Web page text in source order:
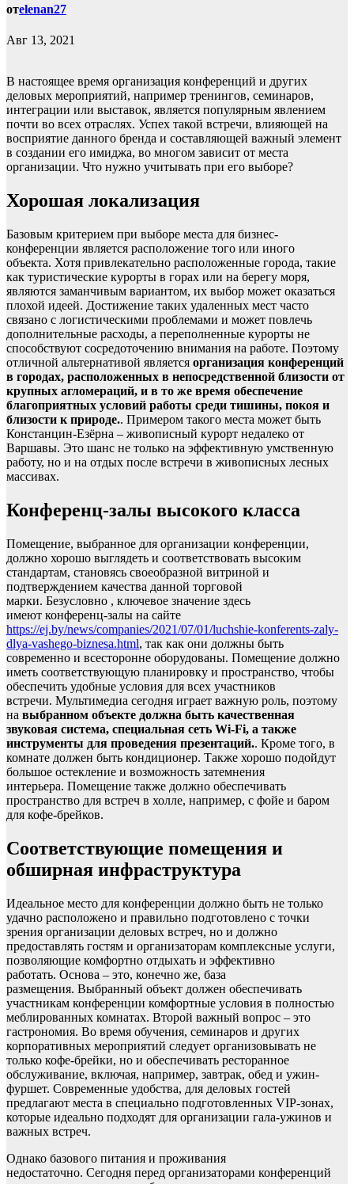
отelenan27
Авг 13, 2021
В настоящее время организация конференций и других
деловых мероприятий, например тренингов, семинаров,
интеграции или выставок, является популярным явлением
почти во всех отраслях. Успех такой встречи, влияющей на
восприятие данного бренда и составляющей важный элемент
в создании его имиджа, во многом зависит от места
организации. Что нужно учитывать при его выборе?
Хорошая локализация
Базовым критерием при выборе места для бизнес-
конференции является расположение того или иного
объекта. Хотя привлекательно расположенные города, такие
как туристические курорты в горах или на берегу моря,
являются заманчивым вариантом, их выбор может оказаться
плохой идеей. Достижение таких удаленных мест часто
связано с логистическими проблемами и может повлечь
дополнительные расходы, а переполненные курорты не
способствуют сосредоточению внимания на работе. Поэтому
отличной альтернативой является организация конференций
в городах, расположенных в непосредственной близости от
крупных агломераций, и в то же время обеспечение
благоприятных условий работы среди тишины, покоя и
близости к природе.. Примером такого места может быть
Констанцин-Езёрна – живописный курорт недалеко от
Варшавы. Это шанс не только на эффективную умственную
работу, но и на отдых после встречи в живописных лесных
массивах.
Конференц-залы высокого класса
Помещение, выбранное для организации конференции,
должно хорошо выглядеть и соответствовать высоким
стандартам, становясь своеобразной витриной и
подтверждением качества данной торговой
марки. Безусловно , ключевое значение здесь
имеют конференц-залы на сайте
https://ej.by/news/companies/2021/07/01/luchshie-konferents-zaly-
dlya-vashego-biznesa.html, так как они должны быть
современно и всесторонне оборудованы. Помещение должно
иметь соответствующую планировку и пространство, чтобы
обеспечить удобные условия для всех участников
встречи. Мультимедиа сегодня играет важную роль, поэтому
на выбранном объекте должна быть качественная
звуковая система, специальная сеть Wi-Fi, а также
инструменты для проведения презентаций.. Кроме того, в
комнате должен быть кондиционер. Также хорошо подойдут
большое остекление и возможность затемнения
интерьера. Помещение также должно обеспечивать
пространство для встреч в холле, например, с фойе и баром
для кофе-брейков.
Соответствующие помещения и
обширная инфраструктура
Идеальное место для конференции должно быть не только
удачно расположено и правильно подготовлено с точки
зрения организации деловых встреч, но и должно
предоставлять гостям и организаторам комплексные услуги,
позволяющие комфортно отдыхать и эффективно
работать. Основа – это, конечно же, база
размещения. Выбранный объект должен обеспечивать
участникам конференции комфортные условия в полностью
меблированных комнатах. Второй важный вопрос – это
гастрономия. Во время обучения, семинаров и других
корпоративных мероприятий следует организовывать не
только кофе-брейки, но и обеспечивать ресторанное
обслуживание, включая, например, завтрак, обед и ужин-
фуршет. Современные удобства, для деловых гостей
предлагают места в специально подготовленных VIP-зонах,
которые идеально подходят для организации гала-ужинов и
важных встреч.
Однако базового питания и проживания
недостаточно. Сегодня перед организаторами конференций